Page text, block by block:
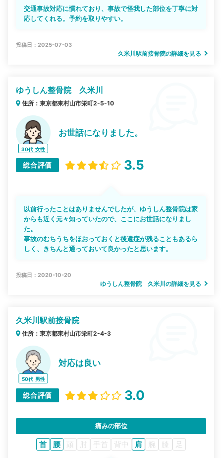
交通事故対応に慣れており、事故で怪我した部位を丁寧に対
応してくれる。予約を取りやすい。
投稿日：2025-07-03
久米川駅前接骨院の詳細を見る
ゆうしん整骨院 久米川
住所：東京都東村山市栄町2-5-10
30代 女性
お世話になりました。
総合評価 3.5
以前行ったことはありませんでしたが、ゆうしん整骨院は家
からも近く元々知っていたので、ここにお世話になりまし
た。
事故のむちうちをほおっておくと後遺症が残ることもあるら
しく、きちんと通っておいて良かったと思います。
投稿日：2020-10-20
ゆうしん整骨院 久米川の詳細を見る
久米川駅前接骨院
住所：東京都東村山市栄町2-4-3
50代 男性
対応は良い
総合評価 3.0
痛みの部位
首 腰 頭 肘 手首 背中 肩 腕 膝 足